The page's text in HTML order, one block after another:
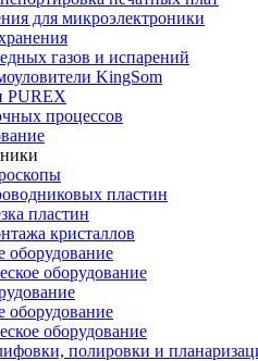
для микроэлектроники
газов и испарений
KingSom
PUREX
процессов
пластин
пластин
кристаллов
оборудование
оборудование
оборудование
оборудование
полировки и